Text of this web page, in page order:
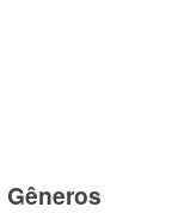
Gêneros